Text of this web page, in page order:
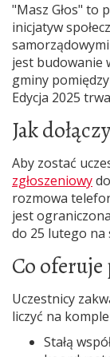
"Masz Głos" to
inicjatyw
jest budowanie
gminy
Edycja 2025
Jak
Aby zostać
zgłoszeniowy
rozmowa
jest
do 25 lutego
Co
Uczestnicy
liczyć na
Stałą